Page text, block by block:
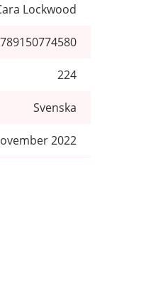
Lockwood
224
Svenska
2022